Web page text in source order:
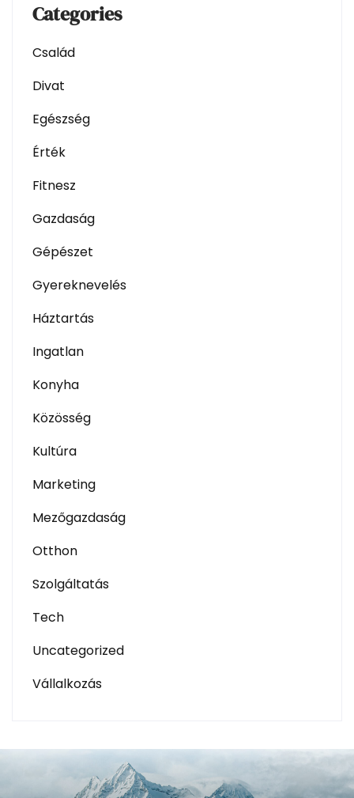
Categories
Család
Divat
Egészség
Érték
Fitnesz
Gazdaság
Gépészet
Gyereknevelés
Háztartás
Ingatlan
Konyha
Közösség
Kultúra
Marketing
Mezőgazdaság
Otthon
Szolgáltatás
Tech
Uncategorized
Vállalkozás